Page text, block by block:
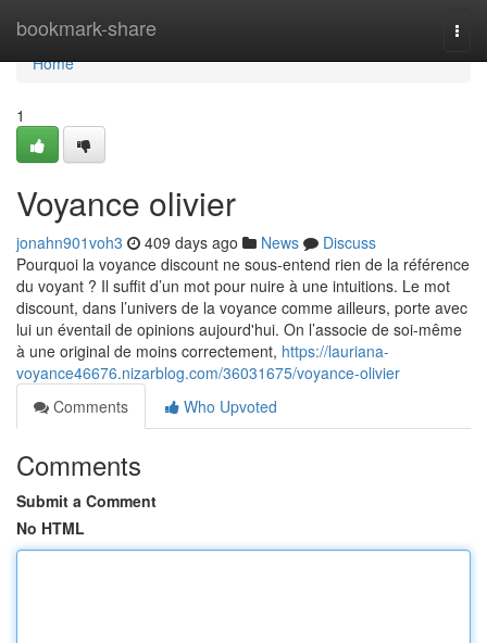
bookmark-share
Home
Home
1
Voyance olivier
jonahn901voh3 409 days ago News
Discuss
Pourquoi la voyance discount ne sous-entend rien de la référence
du voyant ? Il suffit d’un mot pour nuire à une intuitions. Le mot
discount, dans l’univers de la voyance comme ailleurs, porte avec
lui un éventail de opinions aujourd'hui. On l’associe de soi-même
à une original de moins correctement, https://lauriana-
voyance46676.nizarblog.com/36031675/voyance-olivier
Comments
Who Upvoted
Comments
Submit a Comment
No HTML